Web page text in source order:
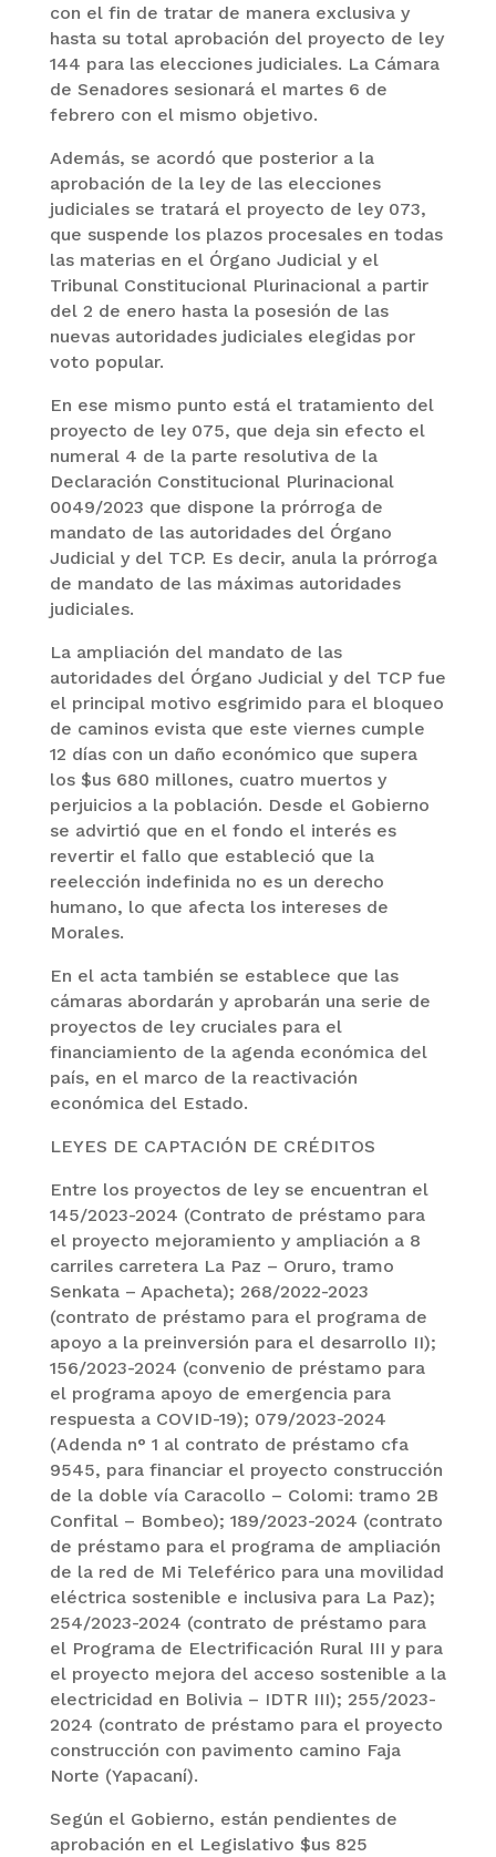
con el fin de tratar de manera exclusiva y
hasta su total aprobación del proyecto de ley
144 para las elecciones judiciales. La Cámara
de Senadores sesionará el martes 6 de
febrero con el mismo objetivo.
Además, se acordó que posterior a la
aprobación de la ley de las elecciones
judiciales se tratará el proyecto de ley 073,
que suspende los plazos procesales en todas
las materias en el Órgano Judicial y el
Tribunal Constitucional Plurinacional a partir
del 2 de enero hasta la posesión de las
nuevas autoridades judiciales elegidas por
voto popular.
En ese mismo punto está el tratamiento del
proyecto de ley 075, que deja sin efecto el
numeral 4 de la parte resolutiva de la
Declaración Constitucional Plurinacional
0049/2023 que dispone la prórroga de
mandato de las autoridades del Órgano
Judicial y del TCP. Es decir, anula la prórroga
de mandato de las máximas autoridades
judiciales.
La ampliación del mandato de las
autoridades del Órgano Judicial y del TCP fue
el principal motivo esgrimido para el bloqueo
de caminos evista que este viernes cumple
12 días con un daño económico que supera
los $us 680 millones, cuatro muertos y
perjuicios a la población. Desde el Gobierno
se advirtió que en el fondo el interés es
revertir el fallo que estableció que la
reelección indefinida no es un derecho
humano, lo que afecta los intereses de
Morales.
En el acta también se establece que las
cámaras abordarán y aprobarán una serie de
proyectos de ley cruciales para el
financiamiento de la agenda económica del
país, en el marco de la reactivación
económica del Estado.
LEYES DE CAPTACIÓN DE CRÉDITOS
Entre los proyectos de ley se encuentran el
145/2023-2024 (Contrato de préstamo para
el proyecto mejoramiento y ampliación a 8
carriles carretera La Paz – Oruro, tramo
Senkata – Apacheta); 268/2022-2023
(contrato de préstamo para el programa de
apoyo a la preinversión para el desarrollo II);
156/2023-2024 (convenio de préstamo para
el programa apoyo de emergencia para
respuesta a COVID-19); 079/2023-2024
(Adenda n° 1 al contrato de préstamo cfa
9545, para financiar el proyecto construcción
de la doble vía Caracollo – Colomi: tramo 2B
Confital – Bombeo); 189/2023-2024 (contrato
de préstamo para el programa de ampliación
de la red de Mi Teleférico para una movilidad
eléctrica sostenible e inclusiva para La Paz);
254/2023-2024 (contrato de préstamo para
el Programa de Electrificación Rural III y para
el proyecto mejora del acceso sostenible a la
electricidad en Bolivia – IDTR III); 255/2023-
2024 (contrato de préstamo para el proyecto
construcción con pavimento camino Faja
Norte (Yapacaní).
Según el Gobierno, están pendientes de
aprobación en el Legislativo $us 825